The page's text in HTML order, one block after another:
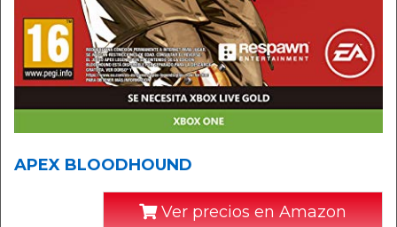
APEX BLOODHOUND
Ver precios en Amazon